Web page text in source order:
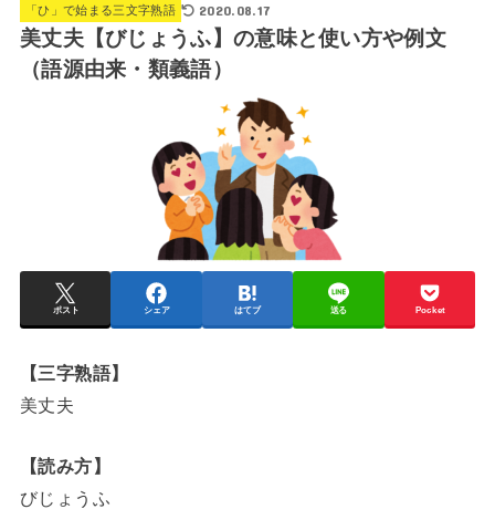
「ひ」で始まる三文字熟語 2020.08.17
美丈夫【びじょうふ】の意味と使い方や例文
（語源由来・類義語）
ポスト シェア はてブ 送る Pocket
【三字熟語】
美丈夫
【読み方】
びじょうふ